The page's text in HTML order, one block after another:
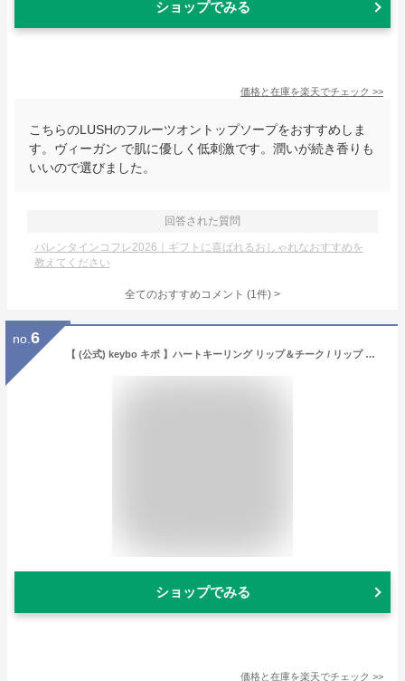
ショップでみる
価格と在庫を楽天でチェック >>
こちらのLUSHのフルーツオントップソープをおすすめしま
す。ヴィーガン で肌に優しく低刺激です。潤いが続き香りも
いいので選びました。
回答された質問
バレンタインコフレ2026｜ギフトに喜ばれるおしゃれなおすすめを
教えてください
全てのおすすめコメント (1件) >
no. 6
【 (公式) keybo キボ 】ハートキーリング リップ＆チーク / リップ チーク 唇 ボリューム 保湿 ポイントメイク 美肌 韓国コスメ 韓国メイク/ 1アイテムでリップにもチークにも使える！
ショップでみる
価格と在庫を楽天でチェック >>